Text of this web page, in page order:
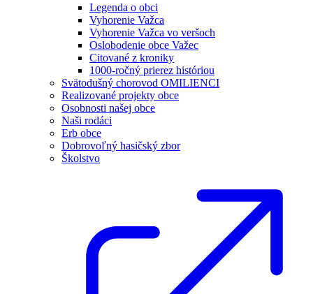
Legenda o obci
Vyhorenie Važca
Vyhorenie Važca vo veršoch
Oslobodenie obce Važec
Citované z kroniky
1000-ročný prierez históriou
Svätodušný chorovod OMILIENCI
Realizované projekty obce
Osobnosti našej obce
Naši rodáci
Erb obce
Dobrovoľný hasičský zbor
Školstvo